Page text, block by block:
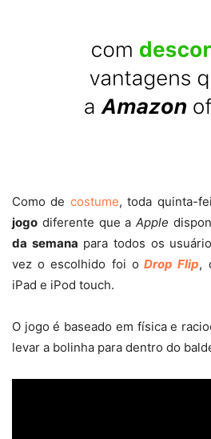
Como de costume, toda quinta-
jogo diferente que a Apple
da semana para todos os
vez o escolhido foi o Drop Flip,
iPad e iPod touch.
O jogo é baseado em física e
levar a bolinha para dentro do